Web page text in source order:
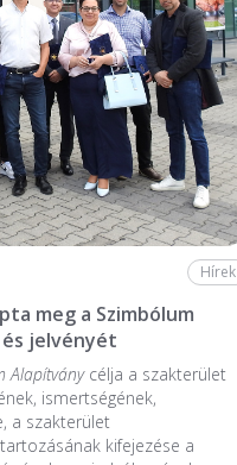
Hírek
meg a Szimbólum
jelvényét
Alapítványcélja a szakterület
ismertségének,
a szakterület
kifejezése a